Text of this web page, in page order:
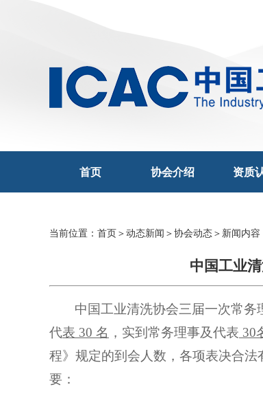
首页 协会介绍 资质
当前位置： 首页＞动态新闻 ＞协会动态＞新闻内容
中国工业
中国工业清洗协会三届一次常务
代表 30 名 ，实到常务理事及代表 30
程》规定的到会人数，各项表决合
要：